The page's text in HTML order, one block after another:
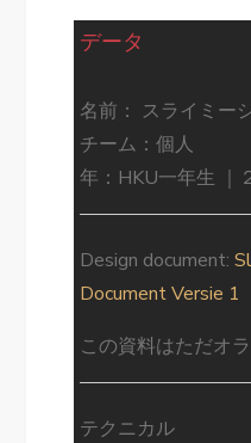
データ
名前： スライミー
チーム：個人
年：HKU一年生 ｜
Design document:
Document Versie 1
この資料はただオ
テクニカル